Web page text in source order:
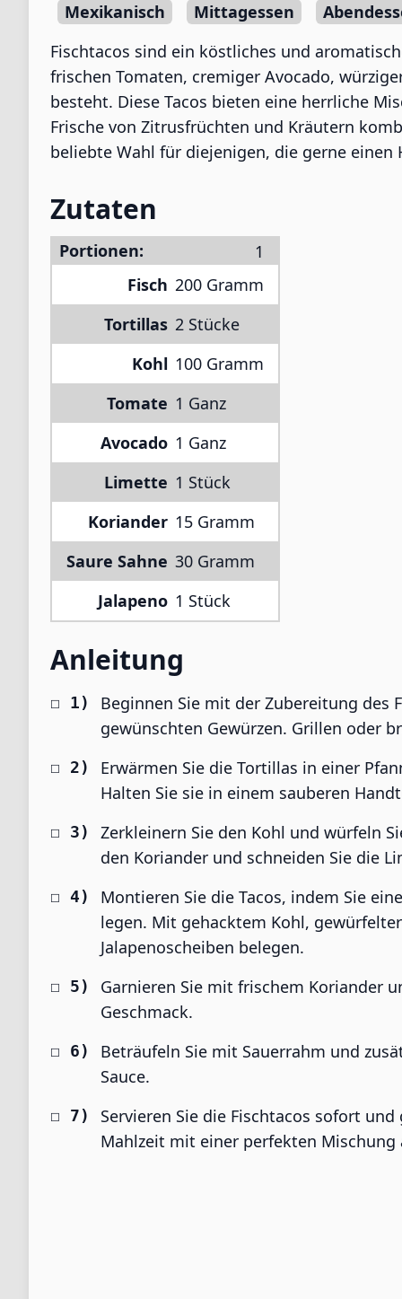
Mexikanisch Mittagessen
Fischtacos sind ein köstliches und
frischen Tomaten, cremiger Avocado,
besteht. Diese Tacos bieten eine herrliche
Frische von Zitrusfrüchten und Kräutern
beliebte Wahl für diejenigen, die gerne
Zutaten
Portionen:
Fisch 200 Gramm
Tortillas 2 Stücke
Kohl 100 Gramm
Tomate 1 Ganz
Avocado 1 Ganz
Limette 1 Stück
Koriander 15 Gramm
Saure Sahne 30 Gramm
Jalapeno 1 Stück
Anleitung
Beginnen Sie mit der Zubereitung des
gewünschten Gewürzen. Grillen oder
Erwärmen Sie die Tortillas in einer
Halten Sie sie in einem sauberen
Zerkleinern Sie den Kohl und würfeln
den Koriander und schneiden Sie die
Montieren Sie die Tacos, indem Sie
legen. Mit gehacktem Kohl,
Jalapenoscheiben belegen.
Garnieren Sie mit frischem Koriander
Geschmack.
Beträufeln Sie mit Sauerrahm und
Sauce.
Servieren Sie die Fischtacos sofort
Mahlzeit mit einer perfekten Mischung